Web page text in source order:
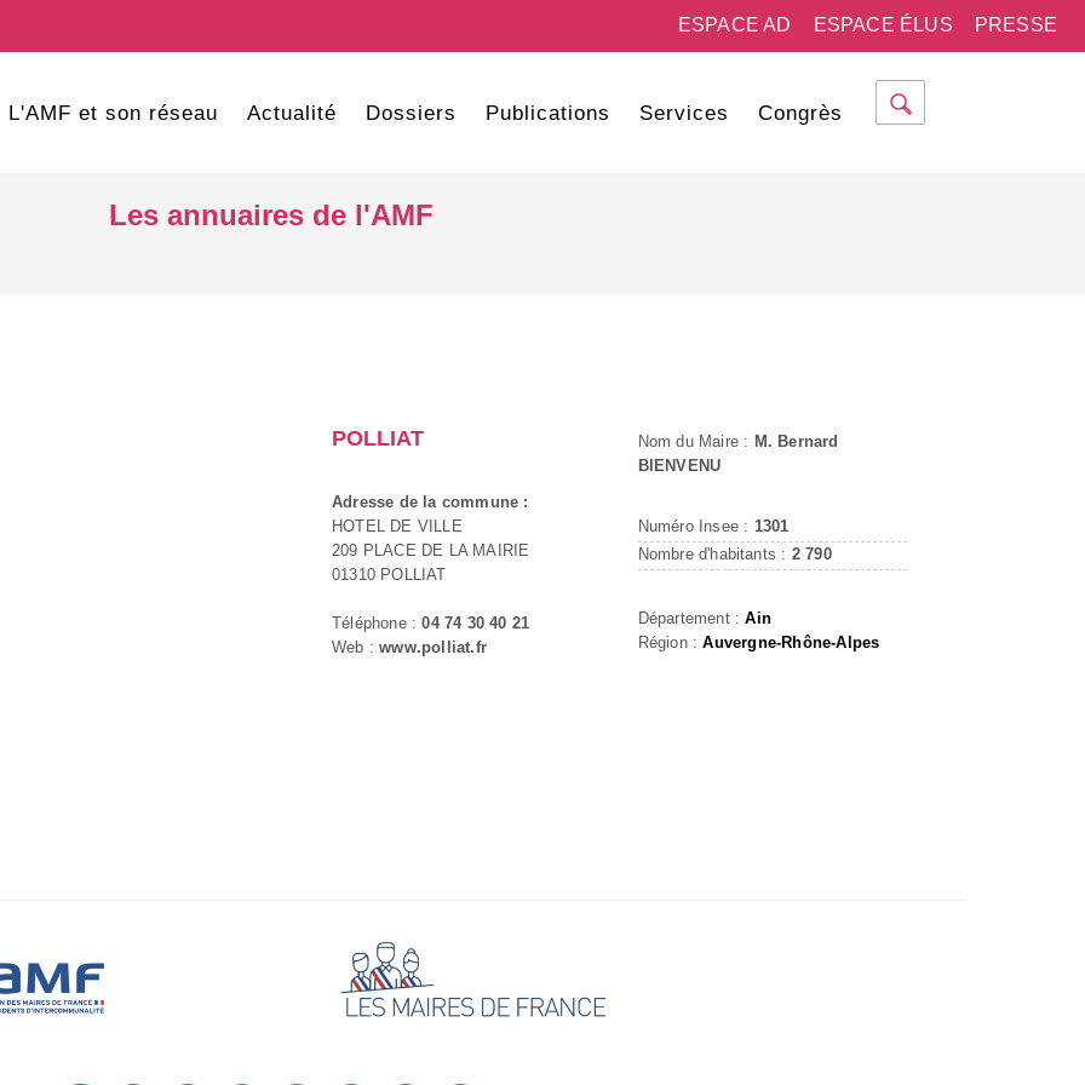
PRESSE
ESPACE ÉLUS
ESPACE AD
L'AMF et son réseau Actualité Dossiers Publications Services Congrès
Les annuaires de l'AMF
POLLIAT
Adresse de la commune :
HOTEL DE VILLE
209 PLACE DE LA MAIRIE
01310 POLLIAT
Téléphone :04 74 30 40 21
Web :www.polliat.fr
Nom du Maire : M. Bernard
BIENVENU
Numéro Insee : 1301
Nombre d'habitants : 2 790
Département :Ain
Région :Auvergne-Rhône-Alpes